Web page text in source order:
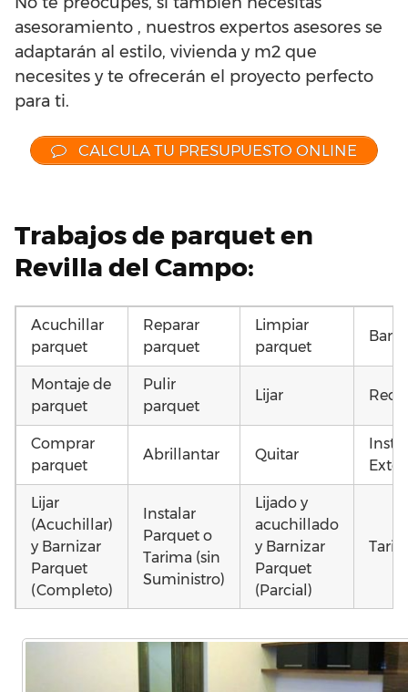
asesoramiento , nuestros expertos asesores se
adaptarán al estilo, vivienda y m2 que
necesites y te ofrecerán el proyecto perfecto
para ti.
CALCULA TU PRESUPUESTO ONLINE
Trabajos de parquet en
Revilla del Campo:
Acuchillar
parquet
Reparar
parquet
Limpiar
parquet
Montaje de
parquet
Pulir
parquet
Lijar
Comprar
parquet
Abrillantar Quitar
Lijar
(Acuchillar)
y Barnizar
Parquet
(Completo)
Instalar
Parquet o
Tarima (sin
Suministro)
Lijado y
acuchillado
y Barnizar
Parquet
(Parcial)
Colocar
Colocar
parquet o
Tarima
Poner
parquet o
Tarima